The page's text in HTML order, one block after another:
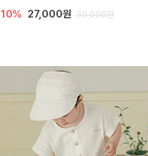
10% 27,000원 30,000원